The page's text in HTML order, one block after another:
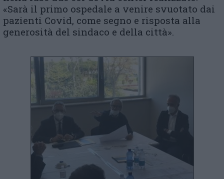
«Sarà il primo ospedale a venire svuotato dai
pazienti Covid, come segno e risposta alla
generosità del sindaco e della città».